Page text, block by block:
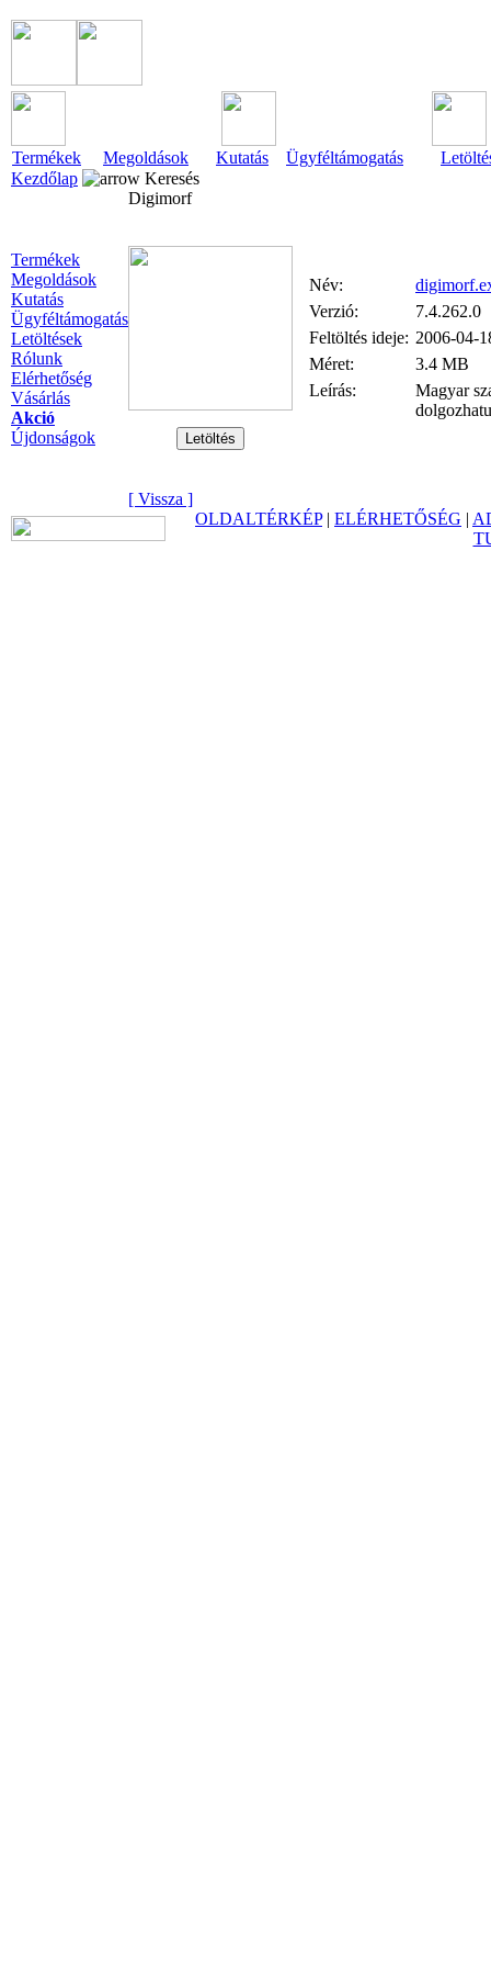
Termékek Megoldások Kutatás Ügyféltámogatás
Kezdőlap
Keresés
Termékek
Megoldások
Kutatás
Ügyféltámogatás
Letöltések
Rólunk
Elérhetőség
Vásárlás
Akció
Újdonságok
Digimorf
Név:
Verzió:
7.4.262.0
Feltöltés ideje: 2006-04-
Méret:
3.4 MB
Leírás:
Magyar
[ Vissza ]
OLDALTÉRKÉP| ELÉRHETŐSÉG |